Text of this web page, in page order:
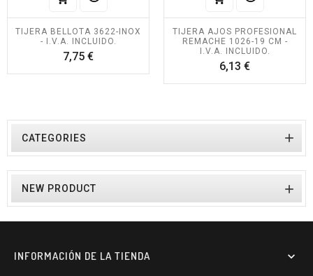
TIJERA BELLOTA 3622-INOX
- I.V.A. INCLUIDO.
7,75 €Precio
TIJERA AJOS PROFESIONAL
REMACHE 1026-19 CM -
I.V.A. INCLUIDO.
6,13 €Precio
CATEGORIES 
NEW PRODUCT 
INFORMACIÓN DE LA TIENDA 